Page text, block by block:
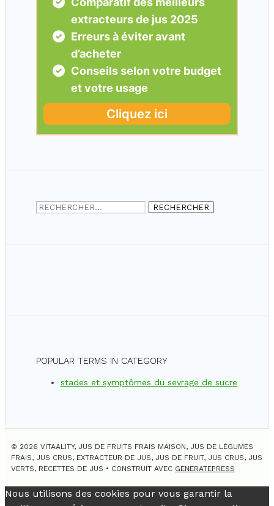
Rechercher :
POPULAR TERMS IN CATEGORY
stades et symptômes du sevrage de sucre
© 2026 VITAALITY, JUS DE FRUITS FRAIS MAISON, JUS DE LÉGUMES
FRAIS, JUS CRUS, EXTRACTEUR DE JUS, JUS DE FRUIT, JUS CRUS, JUS
VERTS, RECETTES DE JUS • CONSTRUIT AVEC GENERATEPRESS
Nous utilisons des cookies pour vous garantir la